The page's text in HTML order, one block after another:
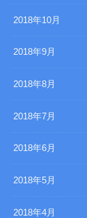
2018年10月
2018年9月
2018年8月
2018年7月
2018年6月
2018年5月
2018年4月